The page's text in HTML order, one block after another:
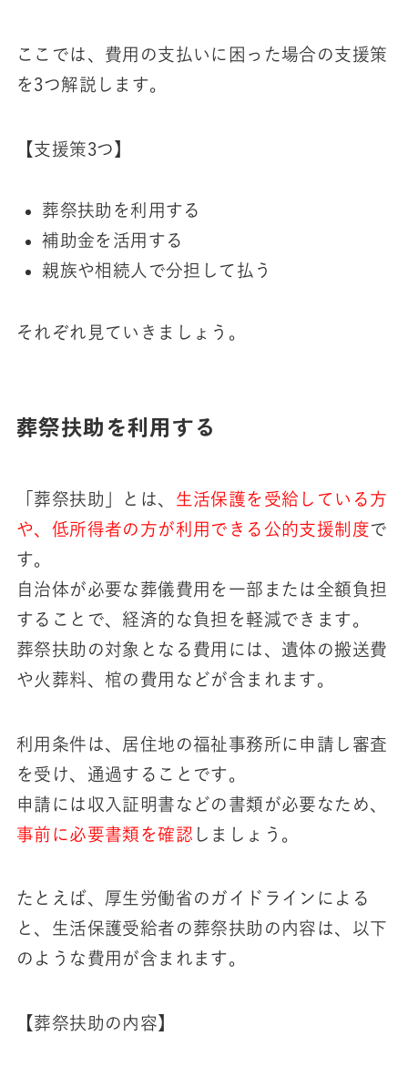
ここでは、費用の支払いに困った場合の支援策
を3つ解説します。
【支援策3つ】
葬祭扶助を利用する
補助金を活用する
親族や相続人で分担して払う
それぞれ見ていきましょう。
葬祭扶助を利用する
「葬祭扶助」とは、 生活保護を受給している方
や、低所得者の方が利用できる公的支援制度で
す。
自治体が必要な葬儀費用を一部または全額負担
することで、経済的な負担を軽減できます。
葬祭扶助の対象となる費用には、遺体の搬送費
や火葬料、棺の費用などが含まれます。
利用条件は、居住地の福祉事務所に申請し審査
を受け、通過することです。
申請には収入証明書などの書類が必要なため、
事前に必要書類を確認 しましょう。
たとえば、厚生労働省のガイドラインによる
と、生活保護受給者の葬祭扶助の内容は、以下
のような費用が含まれます。
【葬祭扶助の内容】